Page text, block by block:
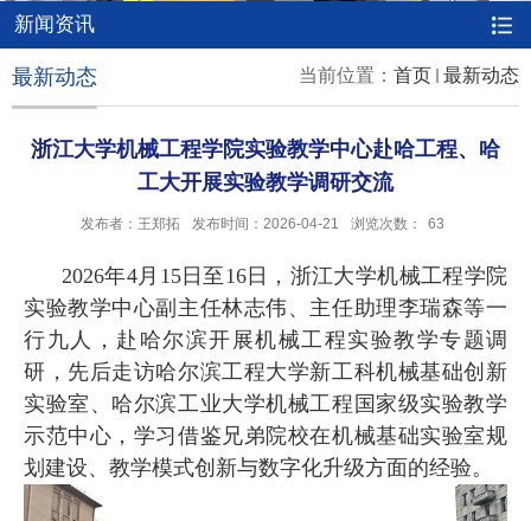
新闻资讯
当前位置： 首页 最新动态
最新动态
浙江大学机械工程学院实验教学中心赴哈工程、哈
工大开展实验教学调研交流
发布者：王郑拓 发布时间：2026-04-21 浏览次数： 63
2026年4月 15日至16日，浙江大学机械工程学院
实验教学中心副主任林志伟、主任助理李瑞森等一
行九人，赴哈尔滨开展机械工程实验教学专题调
研，先后走访哈尔滨工程大学新工科机械基础创新
实验室、 哈尔滨工业大学机械工程国家级实验教学
示范中心 ， 学习借鉴兄弟院校在机械基础实验室规
划建设、教学模式创新与数字化升级方面的经验。